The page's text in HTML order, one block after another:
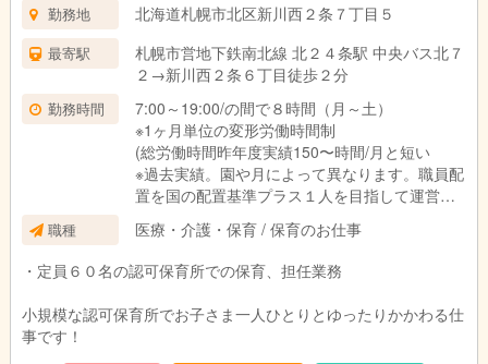
勤務地 北海道札幌市北区新川西２条７丁目５
最寄駅
札幌市営地下鉄南北線 北２４条駅 中央バス北７
２→新川西２条６丁目徒歩２分
勤務時間
7:00～19:00/の間で８時間（月～土）
※1ヶ月単位の変形労働時間制
(総労働時間昨年度実績150〜時間/月と短い
※過去実績。園や月によって異なります。職員配
置を国の配置基準プラス１人を目指して運営し
ていますので、勤務時間が少なく、職員のプラ
イベートや保育の充実を実現していきます。貴
方の応募がプラス１人の配置になる可能性があ
ります！)
※契約社員は時間・曜日固定可能です。
職種
医療・介護・保育 / 保育のお仕事
・定員６０名の認可保育所での保育、担任業務
小規模な認可保育所でお子さま一人ひとりとゆったりかかわる仕
事です！